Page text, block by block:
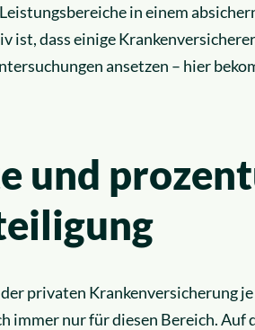
in einem
ist, dass einige
ansetzen – hier
und
privaten Krankenversicherung
immer nur für diesen Bereich. Auf